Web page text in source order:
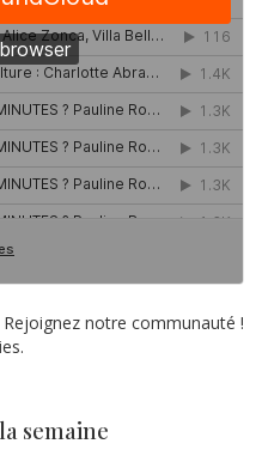
Rejoignez notre communauté !
semaine